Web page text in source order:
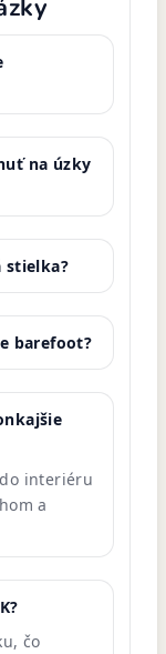
na úzky
stielka?
barefoot?
interiéru
a
čo